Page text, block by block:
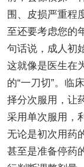
围、皮损严重程
至还要考虑您的
句话说，成人初
这就像是医生在
的“一刀切”。临
择分次服用，让
采用单次服用，
无论是初次用药
甚至是准备停药